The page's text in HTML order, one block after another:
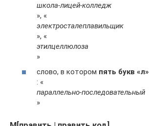
школа-лицей-колледж
», «
электросталеплавильщик
», «
этилцеллюлоза
»
слово, в котором пять букв «л»
: «
параллельно-последовательный
»